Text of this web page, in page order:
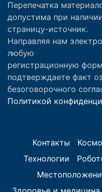
Перепечатка
допустима при
страницу-источник.
Направляя нам
любую
регистрационную
подтверждаете факт
безоговорочного
Политикой
Контакты
Технологии